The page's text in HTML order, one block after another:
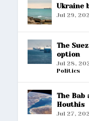
Ukraine
Jul 29,
The
option
Jul 28,
Politics
The
Houthis
Jul 27,